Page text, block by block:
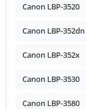
Canon LBP-3520
Canon LBP-352dn
Canon LBP-352x
Canon LBP-3530
Canon LBP-3580